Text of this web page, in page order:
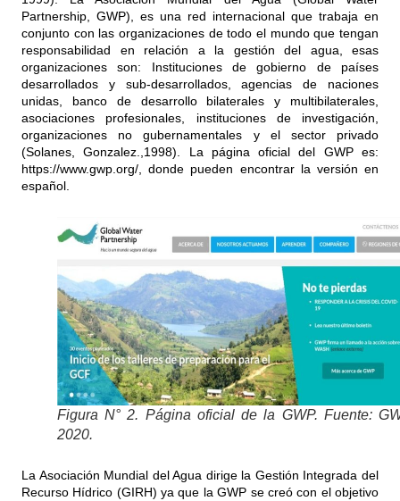
Partnership, GWP), es una red internacional que trabaja en
conjunto con las organizaciones de todo el mundo que tengan
responsabilidad en relación a la gestión del agua, esas
organizaciones son: Instituciones de gobierno de países
desarrollados y sub-desarrollados, agencias de naciones
unidas, banco de desarrollo bilaterales y multibilaterales,
asociaciones profesionales, instituciones de investigación,
organizaciones no gubernamentales y el sector privado
(Solanes, Gonzalez.,1998). La página oficial del GWP es:
https://www.gwp.org/, donde pueden encontrar la versión en
español.
Figura N° 2. Página oficial de la GWP. Fuente:
2020.
La Asociación Mundial del Agua dirige la Gestión Integrada del
Recurso Hídrico (GIRH) ya que la GWP se creó con el objetivo